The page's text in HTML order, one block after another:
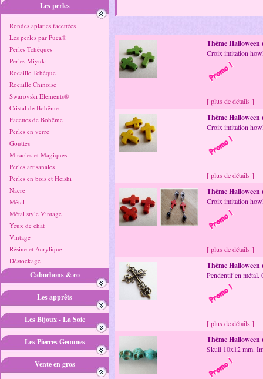
Les perles
Rondes aplaties facettées
Les perles par Puca®
Perles Tchèques
Perles Miyuki
Rocaille Tchèque
Rocaille Chinoise
Swarovski Elements®
Cristal de Bohême
Facettes de Bohême
Perles en verre
Gouttes
Miracles et Magiques
Perles artisanales
Perles en bois et Heishi
Nacre
Métal
Métal style Vintage
Yeux de chat
Vintage
Résine et Acrylique
Déstockage
Cabochons & co
Les apprêts
Les Bijoux - La Soie
Les Pierres Gemmes
Vente en gros
Thème Halloween
Croix imitation
[ plus de détails ]
Thème Halloween
Croix imitation
[ plus de détails ]
Thème Halloween
Croix imitation
[ plus de détails ]
Thème Halloween
Pendentif en
[ plus de détails ]
Thème Halloween
Skull 10x12 mm.